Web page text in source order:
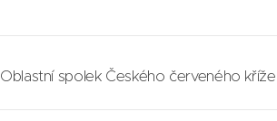
Oblastní spolek Českého červeného